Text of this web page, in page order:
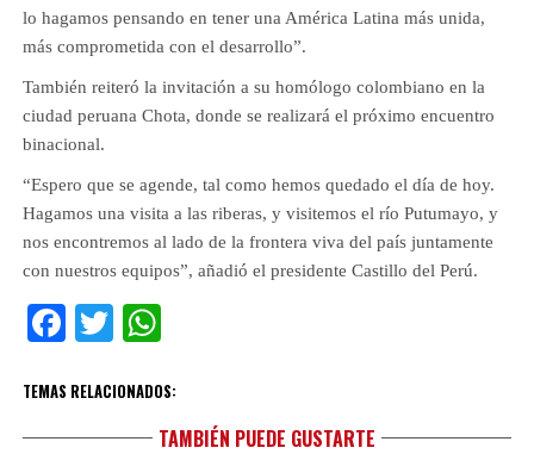
lo hagamos pensando en tener una América Latina más unida,
más comprometida con el desarrollo”.
También reiteró la invitación a su homólogo colombiano en la
ciudad peruana Chota, donde se realizará el próximo encuentro
binacional.
“Espero que se agende, tal como hemos quedado el día de hoy.
Hagamos una visita a las riberas, y visitemos el río Putumayo, y
nos encontremos al lado de la frontera viva del país juntamente
con nuestros equipos”, añadió el presidente Castillo del Perú.
Facebook
TwitterWhatsApp
TEMAS RELACIONADOS:
TAMBIÉN PUEDE GUSTARTE